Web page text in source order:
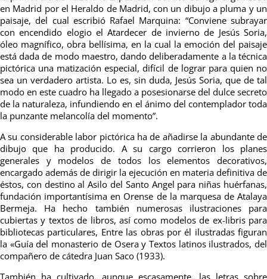
en Madrid por el Heraldo de Madrid, con un dibujo a pluma y un
paisaje, del cual escribió Rafael Marquina: “Conviene subrayar
con encendido elogio el Atardecer de invierno de Jesús Soria,
óleo magnífico, obra bellísima, en la cual la emoción del paisaje
está dada de modo maestro, dando deliberadamente a la técnica
pictórica una matización especial, difícil de lograr para quien no
sea un verdadero artista. Lo es, sin duda, Jesús Soria, que de tal
modo en este cuadro ha llegado a posesionarse del dulce secreto
de la naturaleza, infundiendo en el ánimo del contemplador toda
la punzante melancolía del momento”.
A su considerable labor pictórica ha de añadirse la abundante de
dibujo que ha producido. A su cargo corrieron los planes
generales y modelos de todos los elementos decorativos,
encargado además de dirigir la ejecución en materia definitiva de
éstos, con destino al Asilo del Santo Angel para niñas huérfanas,
fundación importantísima en Orense de la marquesa de Atalaya
Bermeja. Ha hecho también numerosas ilustraciones para
cubiertas y textos de libros, así como modelos de ex-libris para
bibliotecas particulares, Entre las obras por él ilustradas figuran
la «Guía del monasterio de Osera y Textos latinos ilustrados, del
compañero de cátedra Juan Saco (1933).
También ha cultivado, aunque escasamente, las letras sobre